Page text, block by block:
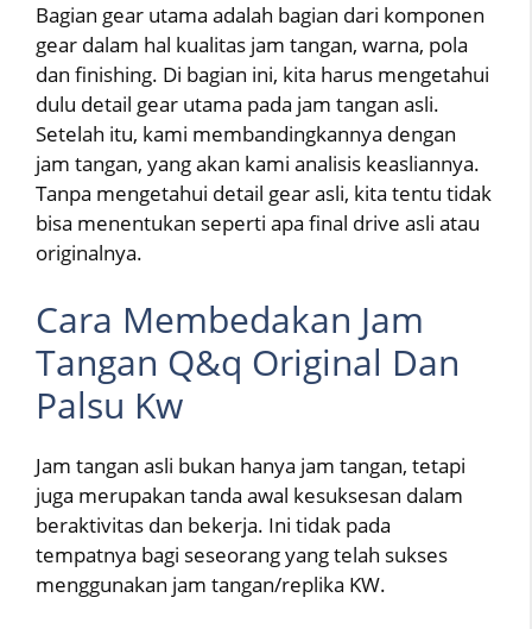
Bagian gear utama adalah bagian dari komponen
gear dalam hal kualitas jam tangan, warna, pola
dan finishing. Di bagian ini, kita harus mengetahui
dulu detail gear utama pada jam tangan asli.
Setelah itu, kami membandingkannya dengan
jam tangan, yang akan kami analisis keasliannya.
Tanpa mengetahui detail gear asli, kita tentu tidak
bisa menentukan seperti apa final drive asli atau
originalnya.
Cara Membedakan Jam
Tangan Q&q Original Dan
Palsu Kw
Jam tangan asli bukan hanya jam tangan, tetapi
juga merupakan tanda awal kesuksesan dalam
beraktivitas dan bekerja. Ini tidak pada
tempatnya bagi seseorang yang telah sukses
menggunakan jam tangan/replika KW.